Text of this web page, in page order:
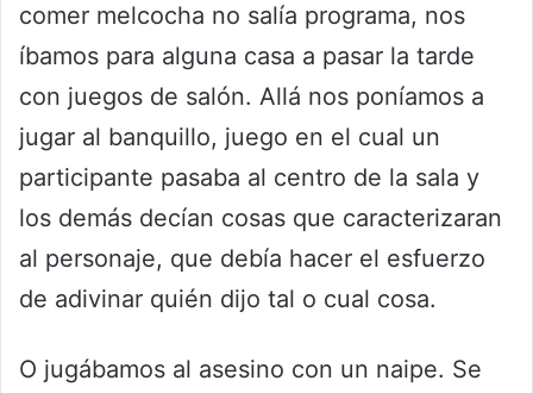
comer melcocha no salía programa, nos
íbamos para alguna casa a pasar la tarde
con juegos de salón. Allá nos poníamos a
jugar al banquillo, juego en el cual un
participante pasaba al centro de la sala y
los demás decían cosas que caracterizaran
al personaje, que debía hacer el esfuerzo
de adivinar quién dijo tal o cual cosa.
O jugábamos al asesino con un naipe. Se